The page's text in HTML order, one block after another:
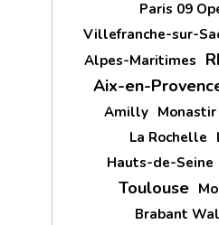
Paris 09
Villefranche-sur-
Alpes-Maritimes
Aix-en-
Amilly Monastir
La Rochelle
Hauts-de-Seine
Toulouse
Brabant